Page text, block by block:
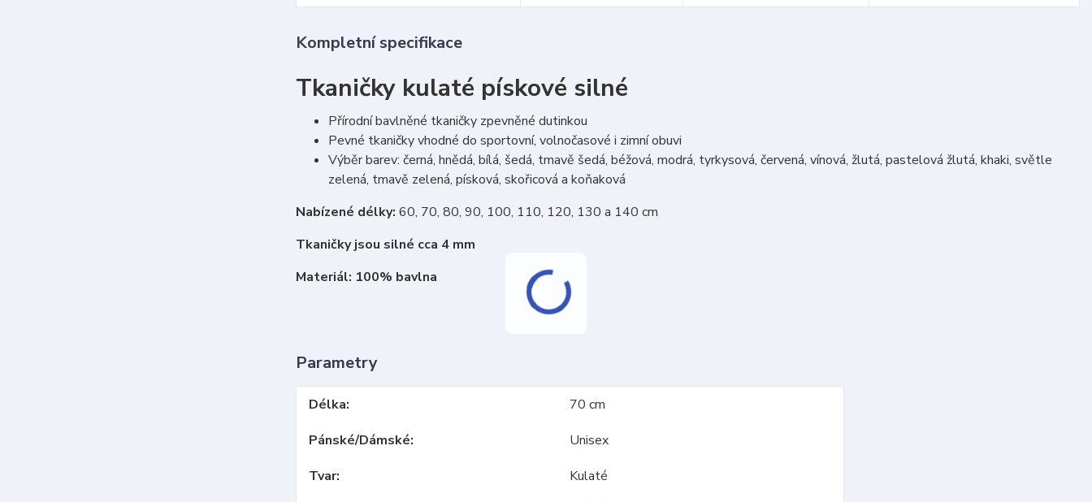
Kompletní specifikace
Tkaničky kulaté pískové silné
Přírodní bavlněné tkaničky zpevněné dutinkou
Pevné tkaničky vhodné do sportovní, volnočasové i zimní obuvi
Výběr barev: černá, hnědá, bílá, šedá, tmavě šedá, béžová, modrá, tyrkysová, červená, vínová, žlutá, pastelová žlutá, khaki, světle
zelená, tmavě zelená, písková, skořicová a koňaková
Nabízené délky: 60, 70, 80, 90, 100, 110, 120, 130 a 140 cm
Tkaničky jsou silné cca 4 mm
Materiál: 100% bavlna
Parametry
Délka
70 cm
Pánské/Dámské
Unisex
Tvar
Kulaté